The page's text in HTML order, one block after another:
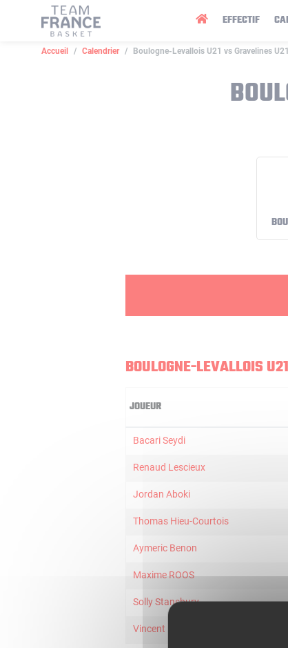
EFFECTIF
Accueil Calendrier Boulogne-Levallois U21 vs Gravelines
BOULOGNE-LEVALLOIS U21
JOUEUR
Bacari Seydi
Renaud Lescieux
Jordan Aboki
Thomas Hieu-Courtois
Aymeric Benon
Maxime ROOS
Solly Stansbury
Vincent POIRIER
Panneau de gestion des cookies